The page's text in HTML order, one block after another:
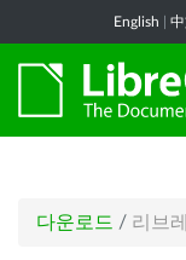
English
다운로드 / 리브